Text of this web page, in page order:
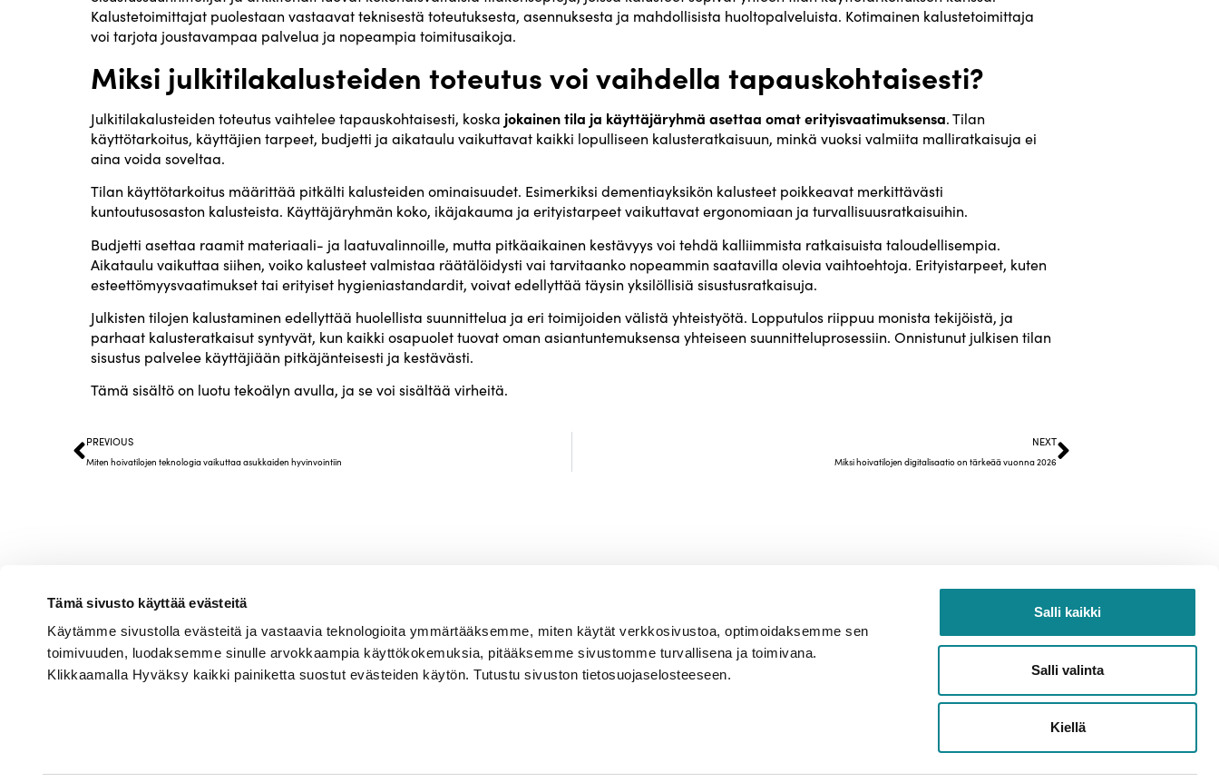
Tämä sivusto käyttää evästeitä
Käytämme sivustolla evästeitä ja vastaavia teknologioita ymmärtääksemme, miten käytät verkkosivustoa, optimoidaksemme sen
toimivuuden, luodaksemme sinulle arvokkaampia käyttökokemuksia, pitääksemme sivustomme turvallisena ja toimivana.
Klikkaamalla Hyväksy kaikki painiketta suostut evästeiden käytön. Tutustu sivuston tietosuojaselosteeseen.
Salli kaikki
Salli valinta
Kiellä
Kalustetoimittajat puolestaan vastaavat teknisestä toteutuksesta, asennuksesta ja mahdollisista huoltopalveluista. Kotimainen kalustetoimittaja
voi tarjota joustavampaa palvelua ja nopeampia toimitusaikoja.
Miksi julkitilakalusteiden toteutus voi vaihdella tapauskohtaisesti?
Julkitilakalusteiden toteutus vaihtelee tapauskohtaisesti, koska jokainen tila ja käyttäjäryhmä asettaa omat erityisvaatimuksensa. Tilan
käyttötarkoitus, käyttäjien tarpeet, budjetti ja aikataulu vaikuttavat kaikki lopulliseen kalusteratkaisuun, minkä vuoksi valmiita malliratkaisuja ei
aina voida soveltaa.
Tilan käyttötarkoitus määrittää pitkälti kalusteiden ominaisuudet. Esimerkiksi dementiayksikön kalusteet poikkeavat merkittävästi
kuntoutusosaston kalusteista. Käyttäjäryhmän koko, ikäjakauma ja erityistarpeet vaikuttavat ergonomiaan ja turvallisuusratkaisuihin.
Budjetti asettaa raamit materiaali- ja laatuvalinnoille, mutta pitkäaikainen kestävyys voi tehdä kalliimmista ratkaisuista taloudellisempia.
Aikataulu vaikuttaa siihen, voiko kalusteet valmistaa räätälöidysti vai tarvitaanko nopeammin saatavilla olevia vaihtoehtoja. Erityistarpeet, kuten
esteettömyysvaatimukset tai erityiset hygieniastandardit, voivat edellyttää täysin yksilöllisiä sisustusratkaisuja.
Julkisten tilojen kalustaminen edellyttää huolellista suunnittelua ja eri toimijoiden välistä yhteistyötä. Lopputulos riippuu monista tekijöistä, ja
parhaat kalusteratkaisut syntyvät, kun kaikki osapuolet tuovat oman asiantuntemuksensa yhteiseen suunnitteluprosessiin. Onnistunut julkisen tilan
sisustus palvelee käyttäjiään pitkäjänteisesti ja kestävästi.
Tämä sisältö on luotu tekoälyn avulla, ja se voi sisältää virheitä.
PREVIOUS
Miten hoivatilojen teknologia vaikuttaa asukkaiden hyvinvointiin
NEXT
Miksi hoivatilojen digitalisaatio on tärkeää vuonna 2026
Junet Oy
Veistokouluntie 2, 66300 Jurva
Tutustu kuvastoon
Ota yhteyttä